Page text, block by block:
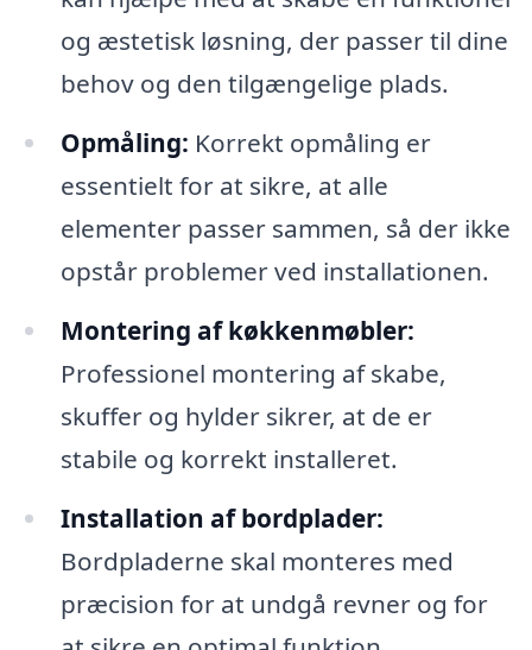
og æstetisk løsning, der passer til dine
behov og den tilgængelige plads.
Opmåling: Korrekt opmåling er
essentielt for at sikre, at alle
elementer passer sammen, så der ikke
opstår problemer ved installationen.
Montering af køkkenmøbler:
Professionel montering af skabe,
skuffer og hylder sikrer, at de er
stabile og korrekt installeret.
Installation af bordplader:
Bordpladerne skal monteres med
præcision for at undgå revner og for